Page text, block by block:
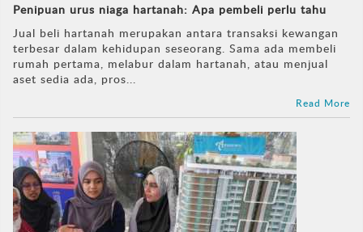
Penipuan urus niaga hartanah: Apa pembeli perlu tahu
Jual beli hartanah merupakan antara transaksi kewangan
terbesar dalam kehidupan seseorang. Sama ada membeli
rumah pertama, melabur dalam hartanah, atau menjual
aset sedia ada, pros...
Read More